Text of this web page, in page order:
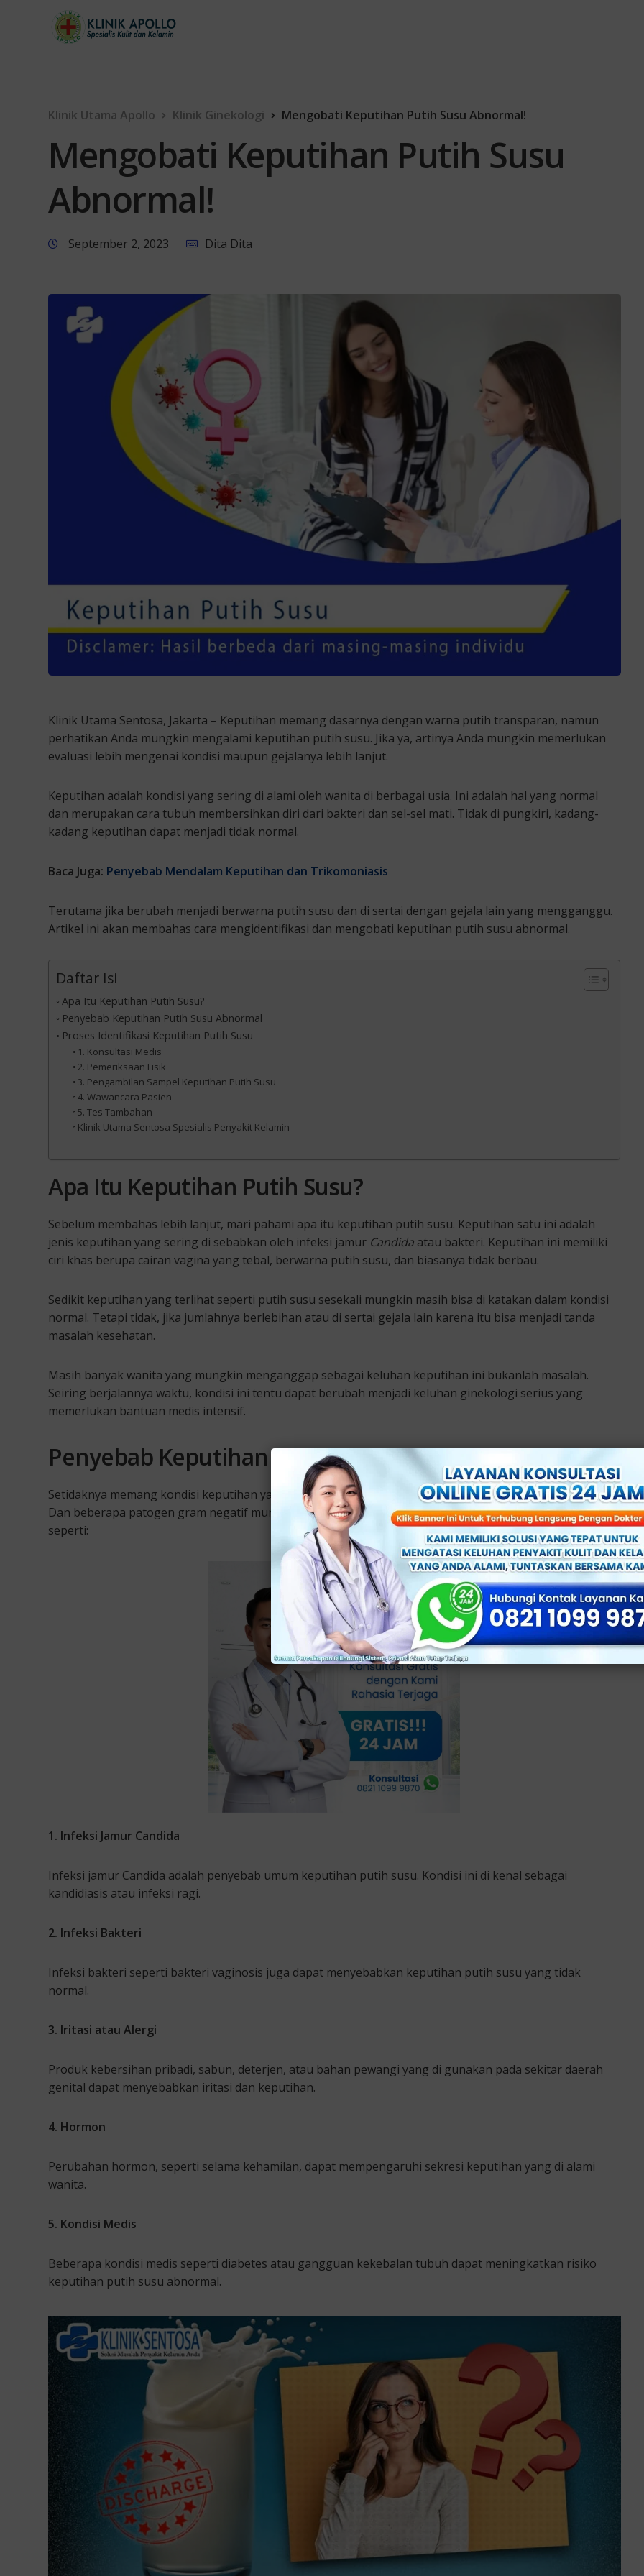
Klinik Utama Apollo Klinik Ginekologi Mengobati Keputihan Putih Susu Abnormal!
Mengobati Keputihan Putih Susu
Abnormal!
September 2, 2023 Dita Dita
Klinik Utama Sentosa, Jakarta – Keputihan memang dasarnya dengan warna putih transparan, namun
perhatikan Anda mungkin mengalami keputihan putih susu. Jika ya, artinya Anda mungkin memerlukan
evaluasi lebih mengenai kondisi maupun gejalanya lebih lanjut.
Keputihan adalah kondisi yang sering di alami oleh wanita di berbagai usia. Ini adalah hal yang normal
dan merupakan cara tubuh membersihkan diri dari bakteri dan sel-sel mati. Tidak di pungkiri, kadang-
kadang keputihan dapat menjadi tidak normal.
Baca Juga: Penyebab Mendalam Keputihan dan Trikomoniasis
Terutama jika berubah menjadi berwarna putih susu dan di sertai dengan gejala lain yang mengganggu.
Artikel ini akan membahas cara mengidentifikasi dan mengobati keputihan putih susu abnormal.
Daftar Isi
Apa Itu Keputihan Putih Susu?
Penyebab Keputihan Putih Susu Abnormal
Proses Identifikasi Keputihan Putih Susu
1. Konsultasi Medis
2. Pemeriksaan Fisik
3. Pengambilan Sampel Keputihan Putih Susu
4. Wawancara Pasien
5. Tes Tambahan
Klinik Utama Sentosa Spesialis Penyakit Kelamin
Apa Itu Keputihan Putih Susu?
Sebelum membahas lebih lanjut, mari pahami apa itu keputihan putih susu. Keputihan satu ini adalah
jenis keputihan yang sering di sebabkan oleh infeksi jamur Candida atau bakteri. Keputihan ini memiliki
ciri khas berupa cairan vagina yang tebal, berwarna putih susu, dan biasanya tidak berbau.
Sedikit keputihan yang terlihat seperti putih susu sesekali mungkin masih bisa di katakan dalam kondisi
normal. Tetapi tidak, jika jumlahnya berlebihan atau di sertai gejala lain karena itu bisa menjadi tanda
masalah kesehatan.
Masih banyak wanita yang mungkin menganggap sebagai keluhan keputihan ini bukanlah masalah.
Seiring berjalannya waktu, kondisi ini tentu dapat berubah menjadi keluhan ginekologi serius yang
memerlukan bantuan medis intensif.
Penyebab Keputihan Putih Susu Abnormal
Setidaknya memang kondisi keputihan yang berupa putih susu ini akan mengarah pada sebuah infeksi.
Dan beberapa patogen gram negatif mungkin akan menjadi pelaku utama munculnya gejala tersebut,
seperti:
1. Infeksi Jamur Candida
Infeksi jamur Candida adalah penyebab umum keputihan putih susu. Kondisi ini di kenal sebagai
kandidiasis atau infeksi ragi.
2. Infeksi Bakteri
Infeksi bakteri seperti bakteri vaginosis juga dapat menyebabkan keputihan putih susu yang tidak
normal.
3. Iritasi atau Alergi
Produk kebersihan pribadi, sabun, deterjen, atau bahan pewangi yang di gunakan pada sekitar daerah
genital dapat menyebabkan iritasi dan keputihan.
4. Hormon
Perubahan hormon, seperti selama kehamilan, dapat mempengaruhi sekresi keputihan yang di alami
wanita.
5. Kondisi Medis
Beberapa kondisi medis seperti diabetes atau gangguan kekebalan tubuh dapat meningkatkan risiko
keputihan putih susu abnormal.